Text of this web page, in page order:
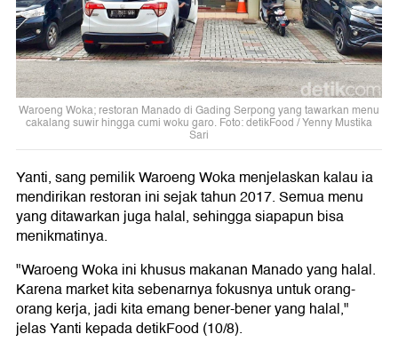
Waroeng Woka; restoran Manado di Gading Serpong yang tawarkan menu
cakalang suwir hingga cumi woku garo. Foto: detikFood / Yenny Mustika
Sari
Yanti, sang pemilik Waroeng Woka menjelaskan kalau ia
mendirikan restoran ini sejak tahun 2017. Semua menu
yang ditawarkan juga halal, sehingga siapapun bisa
menikmatinya.
"Waroeng Woka ini khusus makanan Manado yang halal.
Karena market kita sebenarnya fokusnya untuk orang-
orang kerja, jadi kita emang bener-bener yang halal,"
jelas Yanti kepada detikFood (10/8).